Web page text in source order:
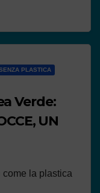
PLASTICA
Verde:
UN
la plastica